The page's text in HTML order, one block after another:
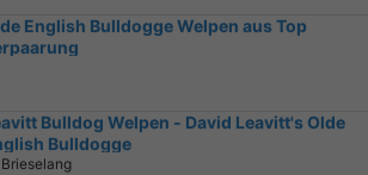
English Bulldogge Welpen aus Top
Bulldog Welpen - David Leavitt's Olde
Bulldogge
Brieselang